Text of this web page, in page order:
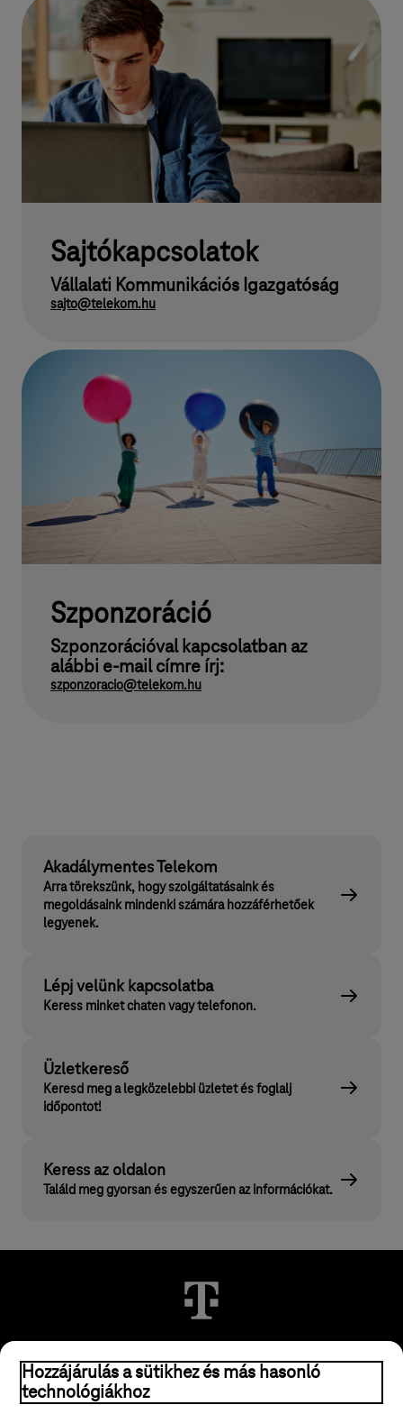
Sajtókapcsolatok
Vállalati Kommunikációs Igazgatóság
sajto@telekom.hu
Szponzoráció
Szponzorációval kapcsolatban az
alábbi e-mail címre írj:
szponzoracio@telekom.hu
Akadálymentes Telekom
Arra törekszünk, hogy szolgáltatásaink és
megoldásaink mindenki számára hozzáférhetőek
legyenek.
Lépj velünk kapcsolatba
Keress minket chaten vagy telefonon.
Üzletkereső
Keresd meg a legközelebbi üzletet és foglalj
időpontot!
Keress az oldalon
Találd meg gyorsan és egyszerűen az információkat.
© 2026 Magyar Telekom Nyrt.
Hozzájárulás a sütikhez és más hasonló
technológiákhoz